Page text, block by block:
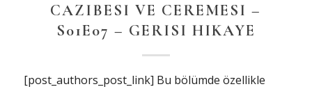
CAZIBESI VE CEREMESI –
S01E07 – GERISI HIKAYE
[post_authors_post_link] Bu bölümde özellikle